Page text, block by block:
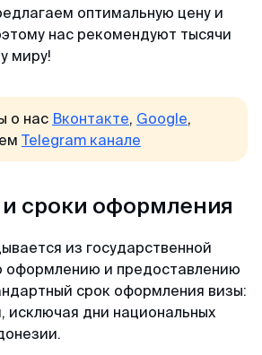
2024
а даже потрясающе.
моя кета меньше чем
у меня) Отвечают в чат
всем рекомендую!
нам с оформлением
Процесс подачи документов
оптимальную цену и
нас рекомендуют тысячи
миру!
о нас Вконтакте, Google,
Telegram канале
сроки оформления
из государственной
оформлению и предоставлению
срок оформления визы:
исключая дни национальных